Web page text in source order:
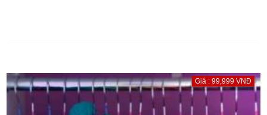
Giá : 99,999 VNĐ